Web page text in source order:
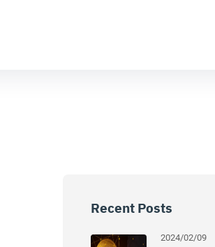
Recent Posts
2024/02/09